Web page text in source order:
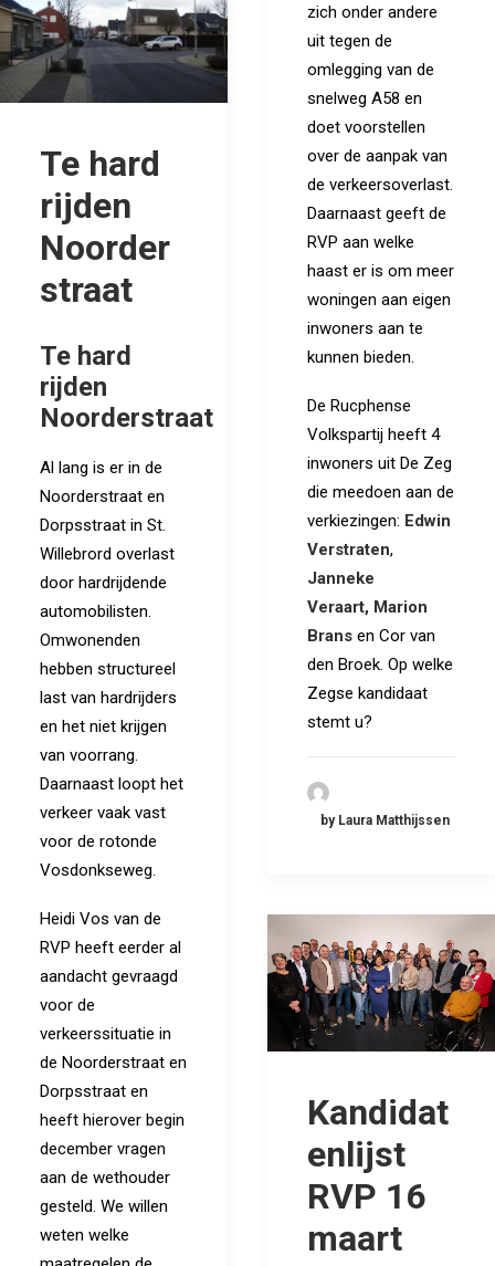
zich onder andere
uit tegen de
omlegging van de
snelweg A58 en
doet voorstellen
over de aanpak van
de verkeersoverlast.
Daarnaast geeft de
RVP aan welke
haast er is om meer
woningen aan eigen
inwoners aan te
kunnen bieden.
De Rucphense
Volkspartij heeft 4
inwoners uit De Zeg
die meedoen aan de
verkiezingen: Edwin
Verstraten,
Janneke
Veraart, Marion
Brans en Cor van
den Broek. Op welke
Zegse kandidaat
stemt u?
by Laura Matthijssen
Te hard
rijden
Noorder
straat
Te hard
rijden
Noorderstraat
Al lang is er in de
Noorderstraat en
Dorpsstraat in St.
Willebrord overlast
door hardrijdende
automobilisten.
Omwonenden
hebben structureel
last van hardrijders
en het niet krijgen
van voorrang.
Daarnaast loopt het
verkeer vaak vast
voor de rotonde
Vosdonkseweg.
Heidi Vos van de
RVP heeft eerder al
aandacht gevraagd
voor de
verkeerssituatie in
de Noorderstraat en
Dorpsstraat en
heeft hierover begin
december vragen
aan de wethouder
gesteld. We willen
weten welke
Kandidat
enlijst
RVP 16
maart